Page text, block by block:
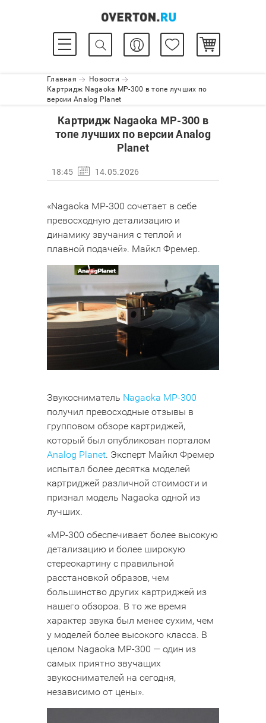
Главная
Новости
Картридж Nagaoka MP-300 в топе лучших по
версии Analog Planet
Картридж Nagaoka MP-300 в
топе лучших по версии Analog
Planet
18:45 14.05.2026
«Nagaoka MP-300 сочетает в себе
превосходную детализацию и
динамику звучания с теплой и
плавной подачей». Майкл Фремер.
Звукосниматель Nagaoka MP-300
получил превосходные отзывы в
групповом обзоре картриджей,
который был опубликован порталом
Analog Planet. Эксперт Майкл Фремер
испытал более десятка моделей
картриджей различной стоимости и
признал модель Nagaoka одной из
лучших.
«MP-300 обеспечивает более высокую
детализацию и более широкую
стереокартину с правильной
расстановкой образов, чем
большинство других картриджей из
нашего обзороа. В то же время
характер звука был менее сухим, чем
у моделей более высокого класса. В
целом Nagaoka MP-300 — один из
самых приятно звучащих
звукоснимателей на сегодня,
независимо от цены».